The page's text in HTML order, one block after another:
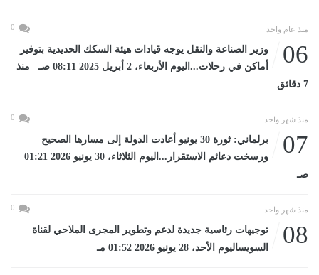
منذ عام واحد 0
06
وزير الصناعة والنقل يوجه قيادات هيئة السكك الحديدية بتوفير
أماكن في رحلات...اليوم الأربعاء، 2 أبريل 2025 08:11 صـ منذ
7 دقائق
منذ شهر واحد 0
07
برلماني: ثورة 30 يونيو أعادت الدولة إلى مسارها الصحيح
ورسخت دعائم الاستقرار...اليوم الثلاثاء، 30 يونيو 2026 01:21
صـ
منذ شهر واحد 0
08
توجيهات رئاسية جديدة لدعم وتطوير المجرى الملاحي لقناة
السويساليوم الأحد، 28 يونيو 2026 01:52 مـ